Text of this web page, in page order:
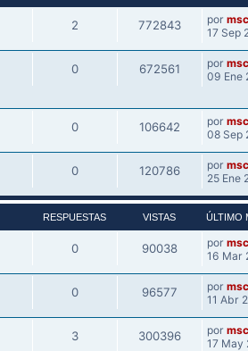
2 772843 por
17 Sep
0 672561 por
09 Ene
0 106642 por
08 Sep
0 120786 por
25 Ene
RESPUESTAS VISTAS ÚLTIMO
0 90038 por
16 Mar
0 96577 por
11 Abr
3 300396 por
17 May